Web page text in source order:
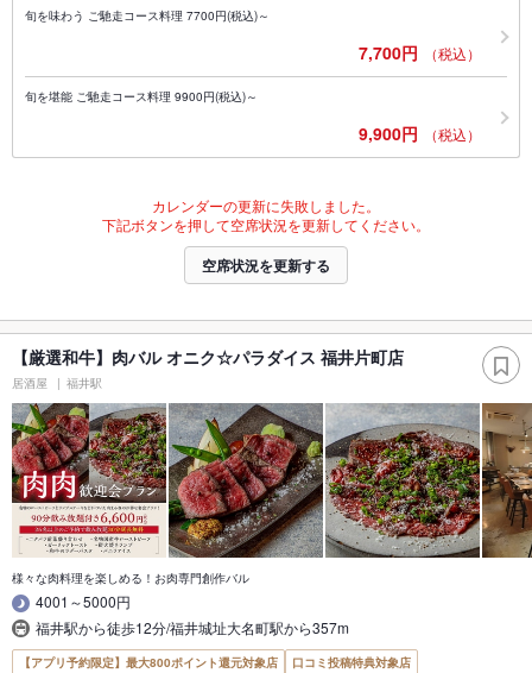
旬を味わう ご馳走コース料理 7700円(税込)～
7,700円 （税込）
旬を堪能 ご馳走コース料理 9900円(税込)～
9,900円 （税込）
カレンダーの更新に失敗しました。
下記ボタンを押して空席状況を更新してください。
空席状況を更新する
【厳選和牛】肉バル オニク☆パラダイス 福井片町店
居酒屋 福井駅
様々な肉料理を楽しめる！お肉専門創作バル
4001～5000円
福井駅から徒歩12分/福井城址大名町駅から357m
【アプリ予約限定】最大800ポイント還元対象店 口コミ投稿特典対象店